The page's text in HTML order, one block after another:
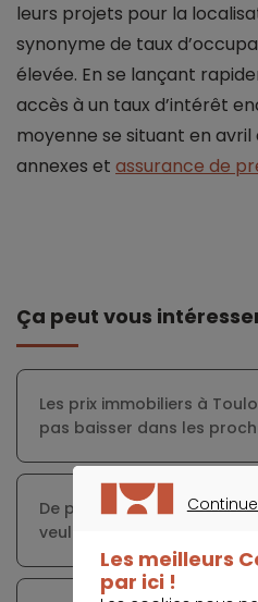
leurs projets pour la
synonyme de taux
élevée. En se lançant
accès à un taux d’intérêt
moyenne se situant en avril
annexes et assurance de
Ça peut vous
Les prix immobiliers à
pas baisser dans les
De plus en plus
veulent s’offrir un château
Les meilleurs
par ici !